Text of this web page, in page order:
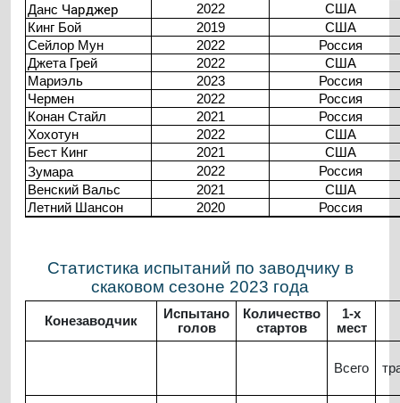
Данс Чарджер 2022
США
Кинг Бой
2019
США
Сейлор Мун
2022
Россия
Джета Грей
2022
США
Мариэль
2023
Россия
Чермен
2022
Россия
Конан Стайл
2021
Россия
Хохотун
2022
США
Бест Кинг
2021
США
Зумара
2022
Россия
Венский Вальс
2021
США
Летний Шансон
2020 Россия
Статистика испытаний по заводчику в
скаковом сезоне 2023 года
Конезаводчик
Испытано
голов
Количество
стартов
1-х
мест
Всего